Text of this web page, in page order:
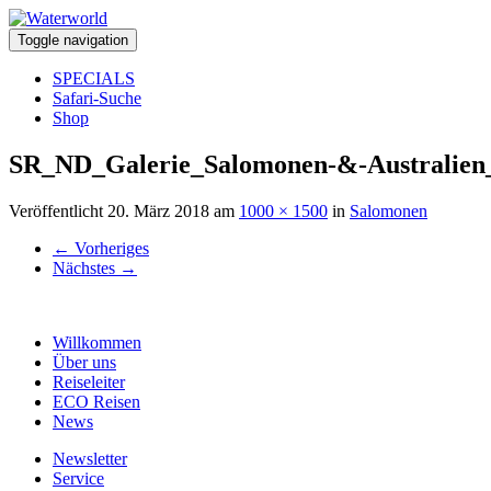
Toggle navigation
SPECIALS
Safari-Suche
Shop
SR_ND_Galerie_Salomonen-&-
Veröffentlicht 20. März 2018 am 1000 × 1500 in Salomonen
← Vorheriges
Nächstes →
Willkommen
Über uns
Reiseleiter
ECO Reisen
News
Newsletter
Service